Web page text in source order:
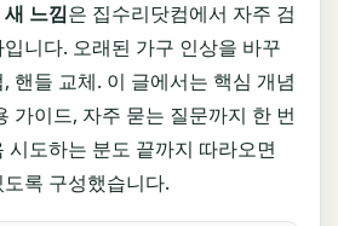
느낌은 집수리닷컴에서 자주 검
니다. 오래된 가구 인상을 바꾸
핸들 교체. 이 글에서는 핵심 개념
가이드, 자주 묻는 질문까지 한 번
시도하는 분도 끝까지 따라오면
록 구성했습니다.